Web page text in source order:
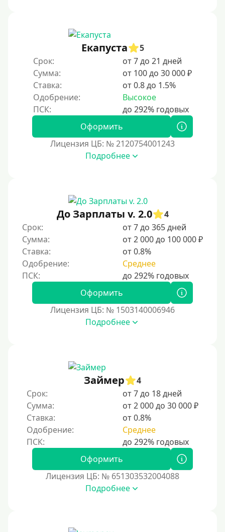
Под ПТС спецтехники
Под ПТС грузового автомобиля
Авто без ПТС
Цель
На Новый Год
Чтобы улучшить кредитную историю, важно
регулярно погашать долги, избегать просрочек и
контролировать кредитный рейтинг. Также полезно
использовать кредитные продукты ответственно и
Для бизнеса
Документы
Без документов
По ИНН
По загранпаспорту
По паспорту
Без паспорта
По фото
Без фото
Без подтверждения дохода
Без справок и поручителей
Екапуста
5
Срок:
от 7 до 21 дней
Сумма:
от 100 до 30 000 ₽
Ставка:
от 0.8 до 1.5%
Одобрение:
Высокое
Оформить
Лицензия ЦБ: № 2120754001243
Подробнее
До Зарплаты v. 2.0
4
Срок:
от 7 до 365 дней
Сумма:
от 2 000 до 100 000 ₽
Ставка:
от 0.8%
Одобрение:
Среднее
Оформить
Лицензия ЦБ: № 1503140006946
Подробнее
Займер
4
Срок:
от 7 до 18 дней
Сумма:
от 2 000 до 30 000 ₽
Ставка:
от 0.8%
Одобрение:
Среднее
Оформить
Лицензия ЦБ: № 651303532004088
Подробнее